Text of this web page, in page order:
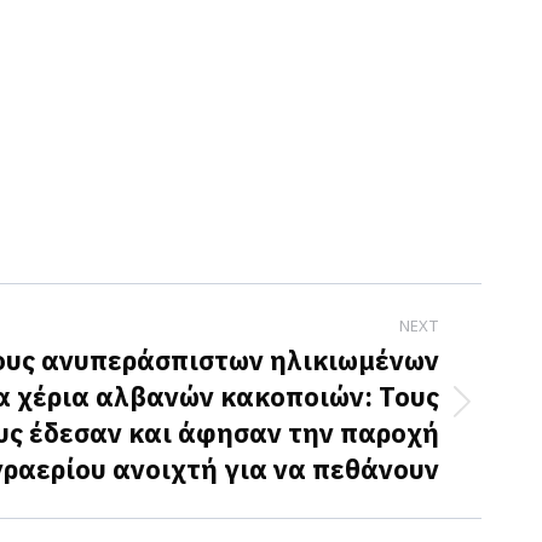
NEXT
ανυπεράσπιστων ηλικιωμένων
χέρια αλβανών κακοποιών: Τους
έδεσαν και άφησαν την παροχή
ανοιχτή για να πεθάνουν